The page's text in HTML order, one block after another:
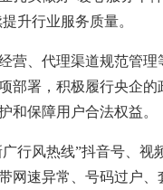
升行业服务质量。
营、代理渠道规范管
署，积极履行央企的
和保障用户合法权益。
行风热线”抖音号、视
网速异常、号码过户